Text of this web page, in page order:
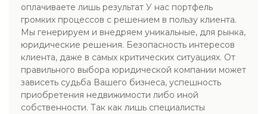
оплачиваете лишь результат У нас портфель
громких процессов с решением в пользу клиента.
Мы генерируем и внедряем уникальные, для рынка,
юридические решения. Безопасность интересов
клиента, даже в самых критических ситуациях. От
правильного выбора юридической компании может
зависеть судьба Вашего бизнеса, успешность
приобретения недвижимости либо иной
собственности. Так как лишь специалисты